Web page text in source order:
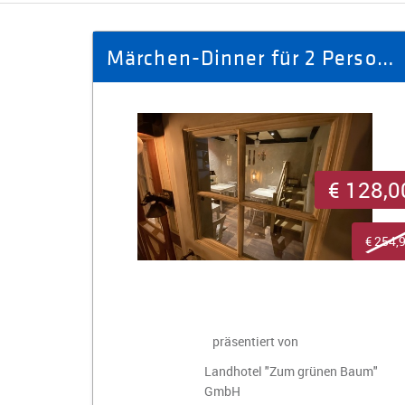
Märchen-Dinner für 2 Personen im Gasthaus "Zum roten Ochsen" Nr. 78
präsentiert von
Landhotel "Zum grünen Baum"
GmbH
€
€